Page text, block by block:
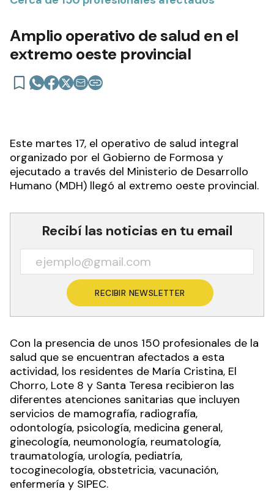
Amplio operativo de salud en el
extremo oeste provincial
Este martes 17, el operativo de salud integral
organizado por el Gobierno de Formosa y
ejecutado a través del Ministerio de Desarrollo
Humano (MDH) llegó al extremo oeste provincial.
Recibí las noticias en tu email
RECIBIR NEWSLETTER
Con la presencia de unos 150 profesionales de la
salud que se encuentran afectados a esta
actividad, los residentes de María Cristina, El
Chorro, Lote 8 y Santa Teresa recibieron las
diferentes atenciones sanitarias que incluyen
servicios de mamografía, radiografía,
odontología, psicología, medicina general,
ginecología, neumonología, reumatología,
traumatología, urología, pediatría,
tocoginecología, obstetricia, vacunación,
enfermería y SIPEC.